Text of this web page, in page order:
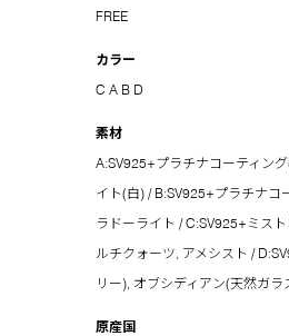
FREE
カラー
C A B D
素材
A:SV925+プラチナコーティン
イト(白) / B:SV925+プラチナコ
ラドーライト / C:SV925+ミス
ルチクォーツ, アメシスト /
リー), オブシディアン(天然ガ
原産国